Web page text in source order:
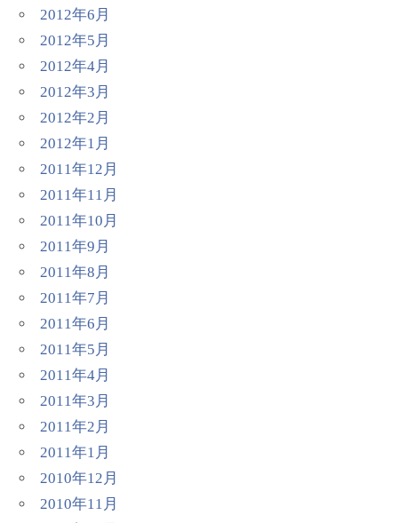
2012年6月
2012年5月
2012年4月
2012年3月
2012年2月
2012年1月
2011年12月
2011年11月
2011年10月
2011年9月
2011年8月
2011年7月
2011年6月
2011年5月
2011年4月
2011年3月
2011年2月
2011年1月
2010年12月
2010年11月